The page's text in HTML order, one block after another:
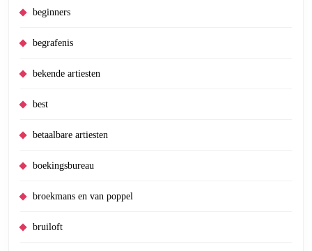
beginners
begrafenis
bekende artiesten
best
betaalbare artiesten
boekingsbureau
broekmans en van poppel
bruiloft